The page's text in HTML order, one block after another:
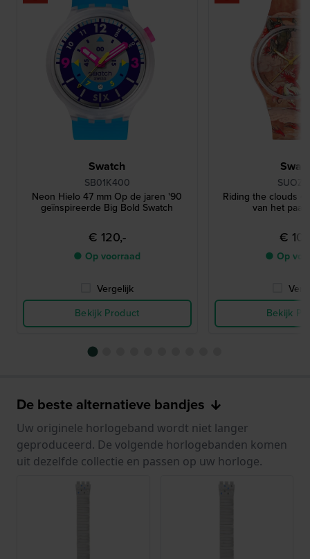
Swatch
SB01K400
Neon Hielo 47 mm Op de jaren '90
geïnspireerde Big Bold Swatch
€ 120,-
● Op voorraad
Vergelijk
Bekijk Product
Riding the clouds
van het
€
● Op
Bekijk
De beste alternatieve bandjes
Uw originele horlogeband wordt niet langer
geproduceerd. De volgende horlogebanden komen
uit dezelfde collectie en passen op uw horloge.